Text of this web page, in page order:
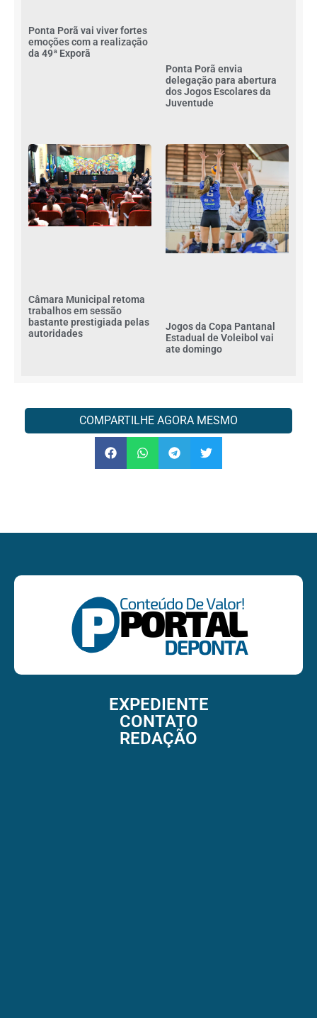
Ponta Porã vai viver fortes
emoções com a realização
da 49ª Exporã
Ponta Porã envia
delegação para abertura
dos Jogos Escolares da
Juventude
Câmara Municipal retoma
trabalhos em sessão
bastante prestigiada pelas
autoridades
Jogos da Copa Pantanal
Estadual de Voleibol vai
ate domingo
COMPARTILHE AGORA MESMO
EXPEDIENTE
CONTATO
REDAÇÃO